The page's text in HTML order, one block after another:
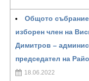
Общото събрание
изборен член на
Димитров –
председател на
18.06.2022